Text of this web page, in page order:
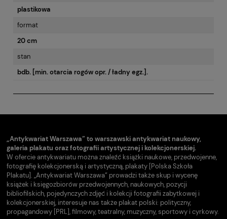
plastikowa
format
20 cm
stan
bdb. [min. otarcia rogów opr. / ładny egz.].
„Antykwariat Warszawa” to warszawski antykwariat naukowy,
galeria plakatu oraz fotografii artystycznej i kolekcjonerskiej.
W ofercie antykwariatu można znaleźć książki naukowe, przedwojenne,
fotografię kolekcjonerską i artystyczną, plakaty [Polska Szkoła
Plakatu]. „Antykwariat Warszawa” prowadzi także skup i wycenę
książek i księgozbiorów przedwojennych, naukowych, pozycji
bibliofilskich, pojedynczych zdjęć i kolekcji fotografii zabytkowej i
kolekcjonerskiej, interesuje nas także plakat polski: polityczny,
propagandowy [PRL], filmowy, teatralny, muzyczny, sportowy i cyrkowy.